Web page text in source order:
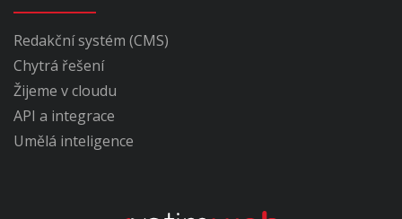
Redakční systém (CMS)
Chytrá řešení
Žijeme v cloudu
API a integrace
Umělá inteligence